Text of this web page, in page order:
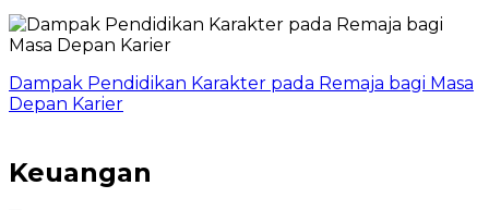
Dampak Pendidikan Karakter pada Remaja bagi Masa
Depan Karier
Keuangan